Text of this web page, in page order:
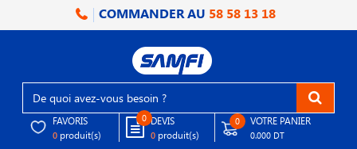
COMMANDER AU 58 58 13 18
FAVORIS
0 produit(s)
0 DEVIS
0 produit(s)
0 VOTRE PANIER
0.000 DT